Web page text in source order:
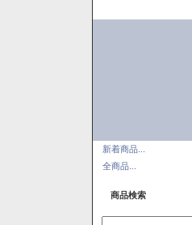
新着商品...
全商品...
商品検索